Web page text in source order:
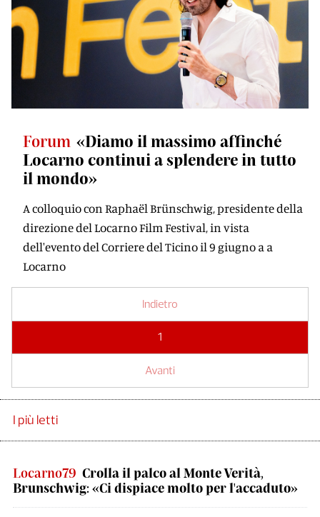
Forum «Diamo il massimo afﬁnché
Locarno continui a splendere in tutto
il mondo»
A colloquio con Raphaël Brünschwig, presidente della
direzione del Locarno Film Festival, in vista
dell'evento del Corriere del Ticino il 9 giugno a a
Locarno
Indietro
1
Avanti
I più letti
Locarno79 Crolla il palco al Monte Verità,
Brunschwig: «Ci dispiace molto per l'accaduto»